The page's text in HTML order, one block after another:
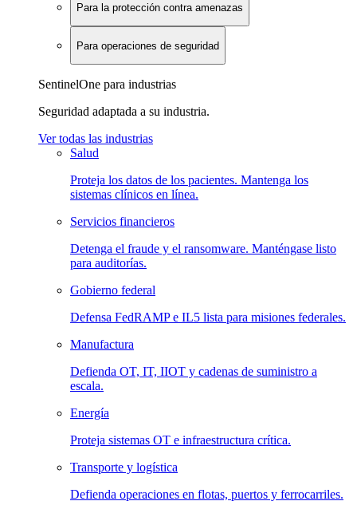
Para la protección contra amenazas
Para operaciones de seguridad
SentinelOne para industrias
Seguridad adaptada a su industria.
Ver todas las industrias
Salud
Proteja los datos de los pacientes. Mantenga los
sistemas clínicos en línea.
Servicios financieros
Detenga el fraude y el ransomware. Manténgase listo
para auditorías.
Gobierno federal
Defensa FedRAMP e IL5 lista para misiones federales.
Manufactura
Defienda OT, IT, IIOT y cadenas de suministro a
escala.
Energía
Proteja sistemas OT e infraestructura crítica.
Transporte y logística
Defienda operaciones en flotas, puertos y ferrocarriles.